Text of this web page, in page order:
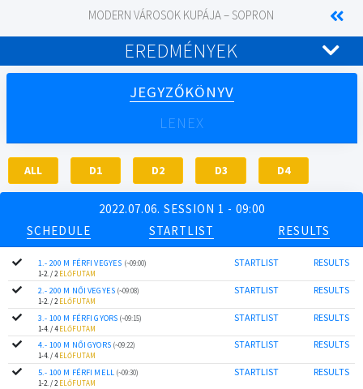
MODERN VÁROSOK KUPÁJA – SOPRON
EREDMÉNYEK
JEGYZŐKÖNYV
LENEX
ALL D1 D2 D3 D4
2022.07.06. SESSION 1 - 09:00
SCHEDULE
STARTLIST RESULTS
1.- 200 M FÉRFI VEGYES (~09:00)
1-2. / 2 ELŐFUTAM
STARTLIST RESULTS
2.- 200 M NŐI VEGYES (~09:08)
1-2. / 2 ELŐFUTAM
STARTLIST RESULTS
3.- 100 M FÉRFI GYORS (~09:15)
1-4. / 4ELŐFUTAM
STARTLIST RESULTS
4.- 100 M NŐI GYORS (~09:22)
1-4. / 4ELŐFUTAM
STARTLIST RESULTS
5.- 100 M FÉRFI MELL (~09:30)
1-2. / 2 ELŐFUTAM
STARTLIST RESULTS